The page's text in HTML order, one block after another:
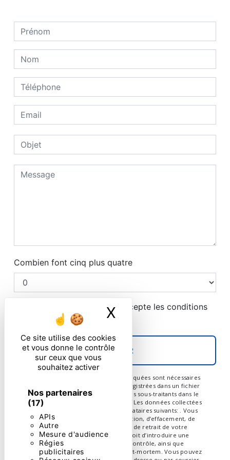
Ce site utilise des cookies
et vous donne le contrôle
sur ceux que vous
souhaitez activer
Nos partenaires
(17)
APIs
Autre
Mesure d'audience
Régies
publicitaires
X Masquer le
Combien font cinq plus quatre
En cochant cette case, j'accepte les conditions
particulières ci-dessous **
ENVOYER
** Les données personnelles communiquées sont nécessaires
aux fins de vous contacter et sont enregistrées dans un fichier
informatisé. Elles sont destinées à et ses sous-traitants dans le
seul but de répondre à votre message. Les données collectées
seront communiquées aux seuls destinataires suivants: . Vous
disposez de droits d’accès, de rectification, d’effacement, de
portabilité, de limitation, d’opposition, de retrait de votre
consentement à tout moment et du droit d’introduire une
réclamation auprès d’une autorité de contrôle, ainsi que
d’organiser le sort de vos données post-mortem. Vous pouvez